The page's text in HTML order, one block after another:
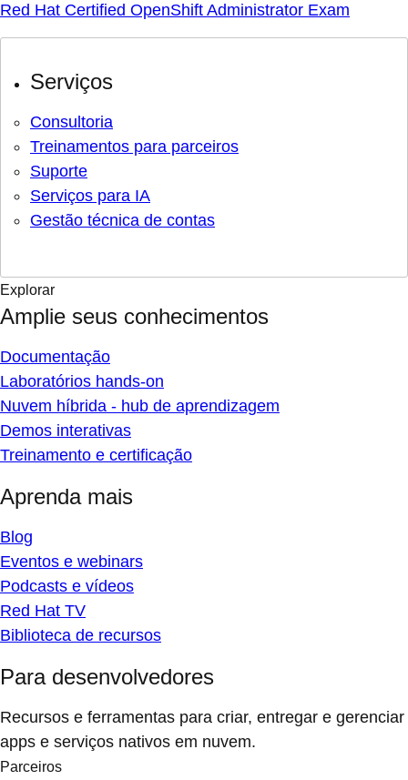
Red Hat Certified OpenShift Administrator Exam
Serviços
Consultoria
Treinamentos para parceiros
Suporte
Serviços para IA
Gestão técnica de contas
Explorar
Amplie seus conhecimentos
Documentação
Laboratórios hands-on
Nuvem híbrida - hub de aprendizagem
Demos interativas
Treinamento e certificação
Aprenda mais
Blog
Eventos e webinars
Podcasts e vídeos
Red Hat TV
Biblioteca de recursos
Para desenvolvedores
Recursos e ferramentas para criar, entregar e gerenciar
apps e serviços nativos em nuvem.
Parceiros